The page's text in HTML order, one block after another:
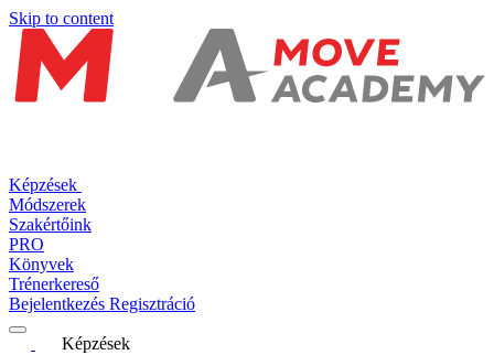
Skip to content
Képzések
Módszerek
Szakértőink
PRO
Könyvek
Trénerkereső
Bejelentkezés Regisztráció
Képzések